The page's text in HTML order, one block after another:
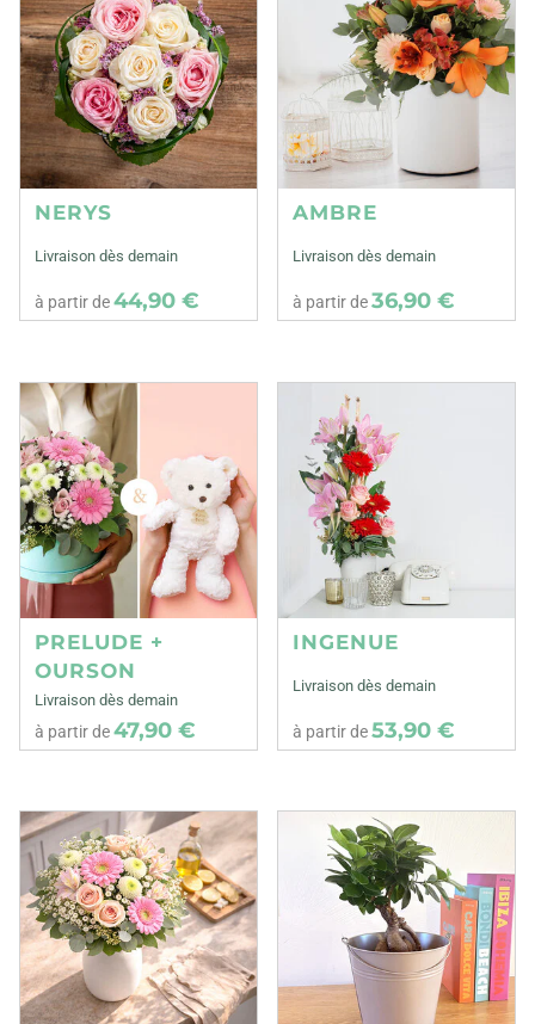
NERYS
Livraison dès demain
à partir de44,90 €
AMBRE
Livraison dès demain
à partir de36,90 €
PRELUDE +
OURSON
Livraison dès demain
à partir de47,90 €
INGENUE
Livraison dès demain
à partir de53,90 €